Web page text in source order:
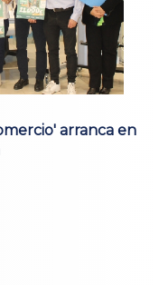
arranca en